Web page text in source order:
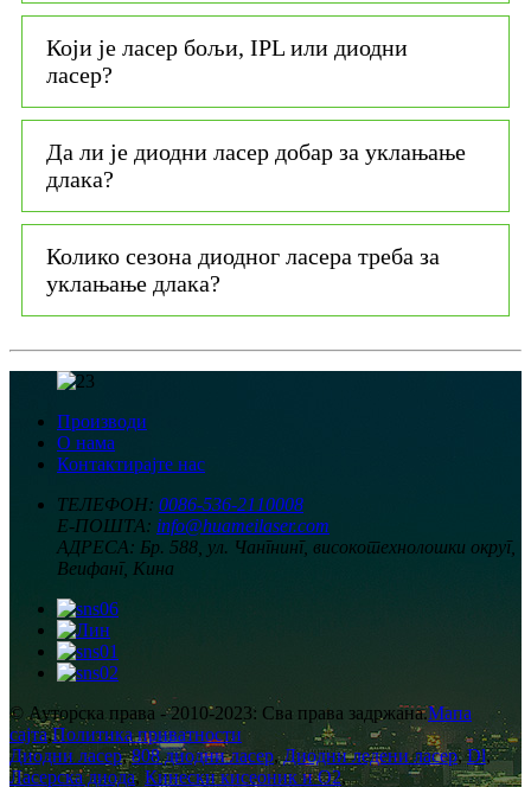
Који је ласер бољи, IPL или диодни
ласер?
Да ли је диодни ласер добар за уклањање
длака?
Колико сезона диодног ласера ​​треба за
уклањање длака?
Производи
О нама
Контактирајте нас
ТЕЛЕФОН: 0086-536-2110008
Е-ПОШТА: info@huameilaser.com
АДРЕСА: Бр. 588, ул. Чангнинг, високотехнолошки округ,
Веифанг, Кина
© Ауторска права - 2010-2023: Сва права задржана.Мапа
сајта,Политика приватности
Диодни ласер,808 диодни ласер,Диодни ледени ласер,Dl,
Ласерска диода, Кинески кисеоник и O2,